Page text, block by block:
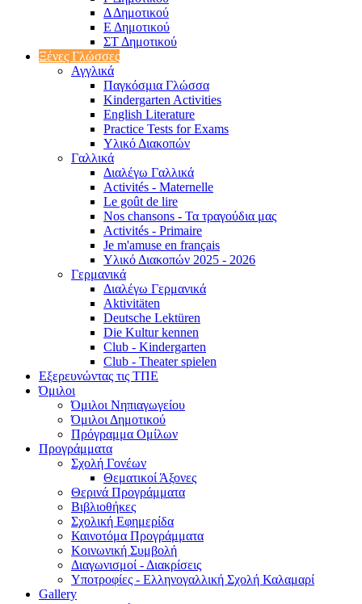
Δ Δημοτικού
Ε Δημοτικού
ΣΤ Δημοτικού
Ξένες Γλώσσες
Αγγλικά
Παγκόσμια Γλώσσα
Kindergarten Activities
English Literature
Practice Tests for Exams
Υλικό Διακοπών
Γαλλικά
Διαλέγω Γαλλικά
Activités - Maternelle
Le goût de lire
Nos chansons - Τα τραγούδια μας
Activités - Primaire
Je m'amuse en français
Υλικό Διακοπών 2025 - 2026
Γερμανικά
Διαλέγω Γερμανικά
Aktivitäten
Deutsche Lektüren
Die Kultur kennen
Club - Kindergarten
Club - Theater spielen
Εξερευνώντας τις ΤΠΕ
Όμιλοι
Όμιλοι Νηπιαγωγείου
Όμιλοι Δημοτικού
Πρόγραμμα Ομίλων
Προγράμματα
Σχολή Γονέων
Θεματικοί Άξονες
Θερινά Προγράμματα
Βιβλιοθήκες
Σχολική Εφημερίδα
Καινοτόμα Προγράμματα
Κοινωνική Συμβολή
Διαγωνισμοί - Διακρίσεις
Υποτροφίες - Ελληνογαλλική Σχολή Καλαμαρί
Gallery